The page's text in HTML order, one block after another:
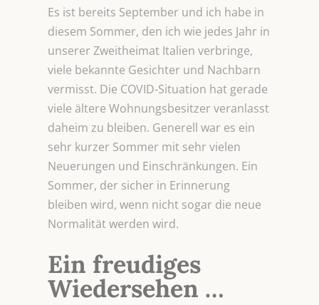
Es ist bereits September und ich habe in
diesem Sommer, den ich wie jedes Jahr in
unserer Zweitheimat Italien verbringe,
viele bekannte Gesichter und Nachbarn
vermisst. Die COVID-Situation hat gerade
viele ältere Wohnungsbesitzer veranlasst
daheim zu bleiben. Generell war es ein
sehr kurzer Sommer mit sehr vielen
Neuerungen und Einschränkungen. Ein
Sommer, der sicher in Erinnerung
bleiben wird, wenn nicht sogar die neue
Normalität werden wird.
Ein freudiges
Wiedersehen …